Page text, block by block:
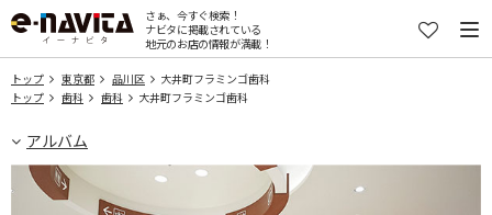
さぁ、今すぐ検索！
ナビタに掲載されている
地元のお店の情報が満載！
トップ 東京都 品川区
大井町フラミンゴ歯科
トップ
歯科 歯科 大井町フラミンゴ歯科
アルバム